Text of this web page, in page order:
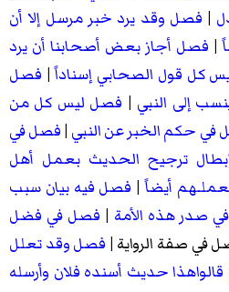
| فصل وقد يرد خبر مرسل إلا أن
| فصل أجاز بعض أصحابنا أن يرد
كل قول الصحابي إسناداً| فصل
إلى النبي | فصل ليس كل من
في حكم الخبر عن النبي |فصل في
ترجيح الحديث بعمل أهل
أيضاً| فصل فيه بيان سبب
في صدر هذه الأمة | فصل في فضل
في صفة الرواية | فصل وقد تعلل
حديث أسنده فلان وأرسله